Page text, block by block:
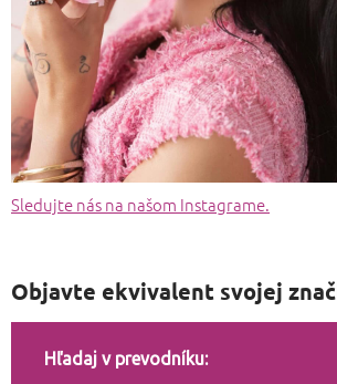
Sledujte nás na našom Instagrame.
Objavte ekvivalent svojej